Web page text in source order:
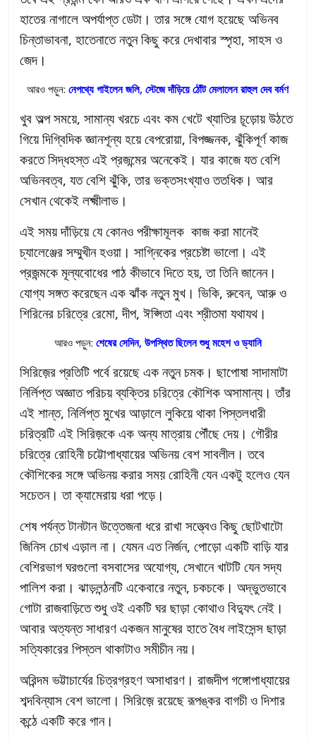
হাতের নাগালে অপর্যাপ্ত ডেটা। তার সঙ্গে যোগ হয়েছে অভিনব
চিন্তাভাবনা, হাতেনাতে নতুন কিছু করে দেখাবার স্পৃহা, সাহস ও
জেদ।
আরও পড়ুন:নেপথ্যে গাইলেন জলি, স্টেজে দাঁড়িয়ে ঠোঁট মেলালেন রাহুল দেব বর্মণ
খুব অল্প সময়ে, সামান্য খরচে এবং কম খেটে খ্যাতির চূড়োয় উঠতে
গিয়ে দিগ্বিদিক জ্ঞানশূন্য হয়ে বেপরোয়া, বিপজ্জনক, ঝুঁকিপূর্ণ কাজ
করতে সিদ্ধহস্ত এই প্রজন্মের অনেকেই। যার কাজে যত বেশি
অভিনবত্ব, যত বেশি ঝুঁকি, তার ভক্তসংখ্যাও ততধিক। আর
সেখান থেকেই লক্ষ্মীলাভ।
এই সময় দাঁড়িয়ে যে কোনও পরীক্ষামূলক কাজ করা মানেই
চ্যালেঞ্জের সম্মুখীন হওয়া। সাগ্নিকের প্রচেষ্টা ভালো। এই
প্রজন্মকে মূল্যবোধের পাঠ কীভাবে দিতে হয়, তা তিনি জানেন।
যোগ্য সঙ্গত করেছেন এক ঝাঁক নতুন মুখ। ভিকি, রুবেন, আরু ও
শিরিনের চরিত্রে রেমো, দীপ, ঈপ্সিতা এবং শ্রীতমা যথাযথ।
আরও পড়ুন: শেষের সেদিন, উপস্থিত ছিলেন শুধু মহেশ ও ড্যানি
সিরিজ়ের প্রতিটি পর্বে রয়েছে এক নতুন চমক। ছাপোষা সাদামাটা
নির্লিপ্ত অজ্ঞাত পরিচয় ব্যক্তির চরিত্রে কৌশিক অসামান্য। তাঁর
এই শান্ত, নির্লিপ্ত মুখের আড়ালে লুকিয়ে থাকা পিস্তলধারী
চরিত্রটি এই সিরিজ়কে এক অন্য মাত্রায় পৌঁছে দেয়। গৌরীর
চরিত্রে রোহিনী চট্টোপাধ্যায়ের অভিনয় বেশ সাবলীল। তবে
কৌশিকের সঙ্গে অভিনয় করার সময় রোহিনী যেন একটু হলেও যেন
সচেতন। তা ক্যামেরায় ধরা পড়ে।
শেষ পর্যন্ত টানটান উত্তেজনা ধরে রাখা সত্ত্বেও কিছু ছোটখাটো
জিনিস চোখ এড়াল না। যেমন এত নির্জন, পোড়ো একটি বাড়ি যার
বেশিরভাগ ঘরগুলো বসবাসের অযোগ্য, সেখানে খাটটি যেন সদ্য
পালিশ করা। ঝাড়লন্ঠনটি একেবারে নতুন, চকচকে। অদ্ভুতভাবে
গোটা রাজবাড়িতে শুধু ওই একটি ঘর ছাড়া কোথাও বিদ্যুৎ নেই।
আবার অত্যন্ত সাধারণ একজন মানুষের হাতে বৈধ লাইসেন্স ছাড়া
সত্যিকারের পিস্তল থাকাটাও সমীচীন নয়।
অরিন্দম ভট্টাচার্যের চিত্রগ্রহণ অসাধারণ। রাজদীপ গঙ্গোপাধ্যায়ের
শব্দবিন্যাস বেশ ভালো। সিরিজ়ে রয়েছে রূপঙ্কর বাগচী ও দিশার
কন্ঠে একটি করে গান।